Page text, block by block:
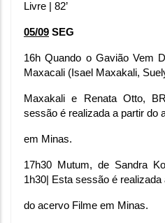
Livre | 82’
05/09 SEG
16h Quando o Gavião Vem
Maxacali (Isael Maxakali,
Maxakali e Renata Otto,
sessão é realizada a partir do
em Minas.
17h30 Mutum, de Sandra
1h30| Esta sessão é realizada
do acervo Filme em Minas.